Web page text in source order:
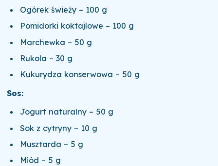
Ogórek świeży – 100 g
Pomidorki koktajlowe – 100 g
Marchewka – 50 g
Rukola – 30 g
Kukurydza konserwowa – 50 g
Sos:
Jogurt naturalny – 50 g
Sok z cytryny – 10 g
Musztarda – 5 g
Miód – 5 g